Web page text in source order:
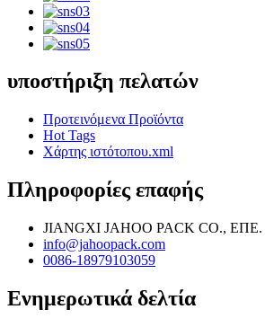
υποστήριξη πελατών
Προτεινόμενα Προϊόντα
Hot Tags
Χάρτης ιστότοπου.xml
Πληροφορίες επαφής
JIANGXI JAHOO PACK CO., ΕΠΕ.
info@jahoopack.com
0086-18979103059
Ενημερωτικά δελτία